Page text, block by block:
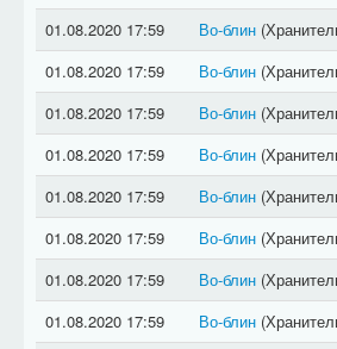
01.08.2020 17:59
Во-блин
01.08.2020 17:59
Во-блин
01.08.2020 17:59
Во-блин
01.08.2020 17:59
Во-блин
01.08.2020 17:59
Во-блин
01.08.2020 17:59
Во-блин
01.08.2020 17:59
Во-блин
01.08.2020 17:59
Во-блин